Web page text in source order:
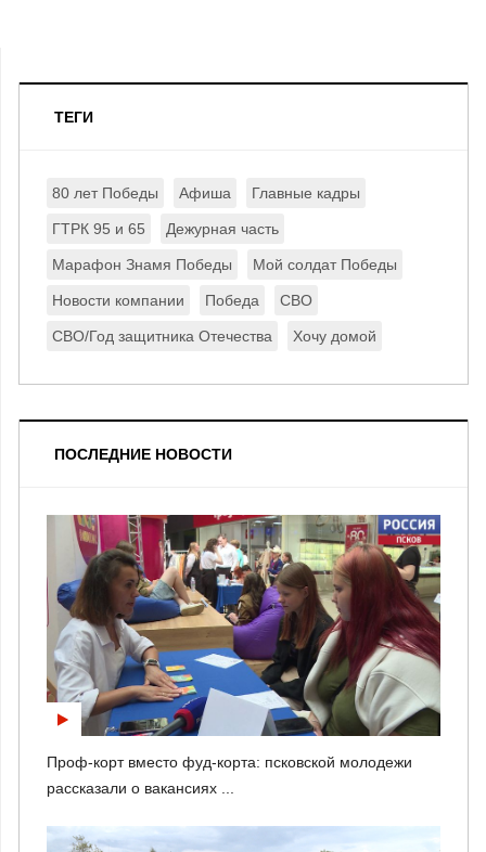
ТЕГИ
80 лет Победы Афиша Главные кадры
ГТРК 95 и 65 Дежурная часть
Марафон Знамя Победы Мой солдат Победы
Новости компании Победа СВО
СВО/Год защитника Отечества Хочу домой
ПОСЛЕДНИЕ НОВОСТИ
Проф-корт вместо фуд-корта: псковской молодежи
рассказали о вакансиях ...